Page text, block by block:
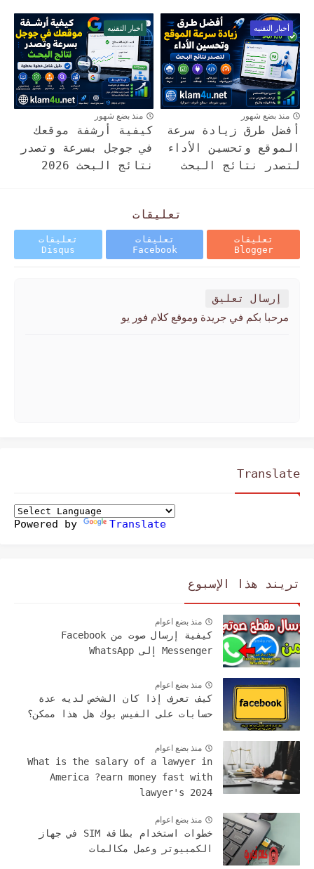
أخبار التقنيه
منذ بضع شهور
أفضل طرق زيادة سرعة
الموقع وتحسين الأداء
لتصدر نتائج البحث
أخبار التقنيه
منذ بضع شهور
كيفية أرشفة موقعك
في جوجل بسرعة وتصدر
نتائج البحث 2026
تعليقات
تعليقات
Blogger
تعليقات
Facebook
تعليقات
Disqus
إرسال تعليق
مرحبا بكم في جريدة وموقع كلام فور يو
Translate
Powered by Translate
تريند هذا الإسبوع
منذ بضع اعوام
كيفية إرسال صوت من Facebook
Messenger إلى WhatsApp
منذ بضع اعوام
كيف تعرف إذا كان الشخص لديه عدة
حسابات على الفيس بوك هل هذا ممكن؟
منذ بضع اعوام
What is the salary of a lawyer in
America ?earn money fast with
lawyer's 2024
منذ بضع اعوام
خطوات استخدام بطاقة SIM في جهاز
الكمبيوتر وعمل مكالمات